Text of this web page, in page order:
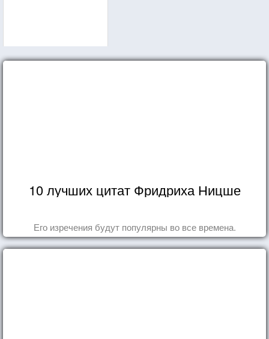
10 лучших цитат Фридриха Ницше
Его изречения будут популярны во все времена.